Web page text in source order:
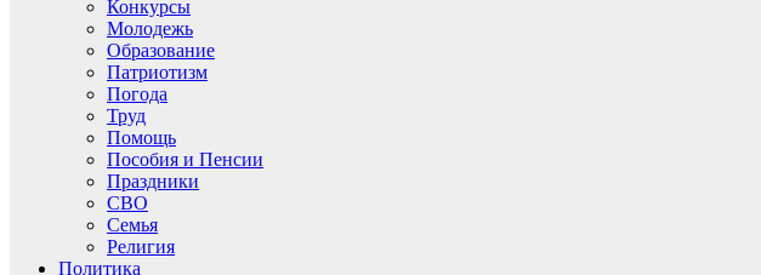
Конкурсы
Молодежь
Образование
Патриотизм
Погода
Труд
Помощь
Пособия и Пенсии
Праздники
СВО
Семья
Религия
Политика